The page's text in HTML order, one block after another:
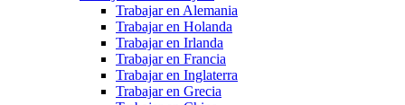
Trabajar en Alemania
Trabajar en Holanda
Trabajar en Irlanda
Trabajar en Francia
Trabajar en Inglaterra
Trabajar en Grecia